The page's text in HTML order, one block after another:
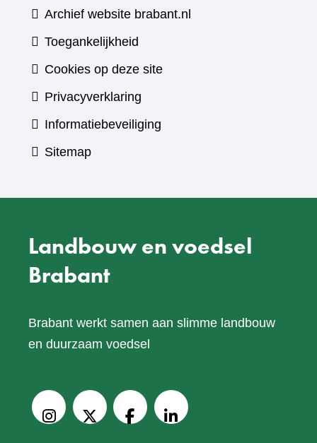
website)
Archief website brabant.nl
Toegankelijkheid
Cookies op deze site
Privacyverklaring
Informatiebeveiliging
Sitemap
Landbouw en voedsel
Brabant
Brabant werkt samen aan slimme landbouw
en duurzaam voedsel